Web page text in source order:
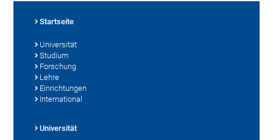
Startseite
Universität
Studium
Forschung
Lehre
Einrichtungen
International
Universität